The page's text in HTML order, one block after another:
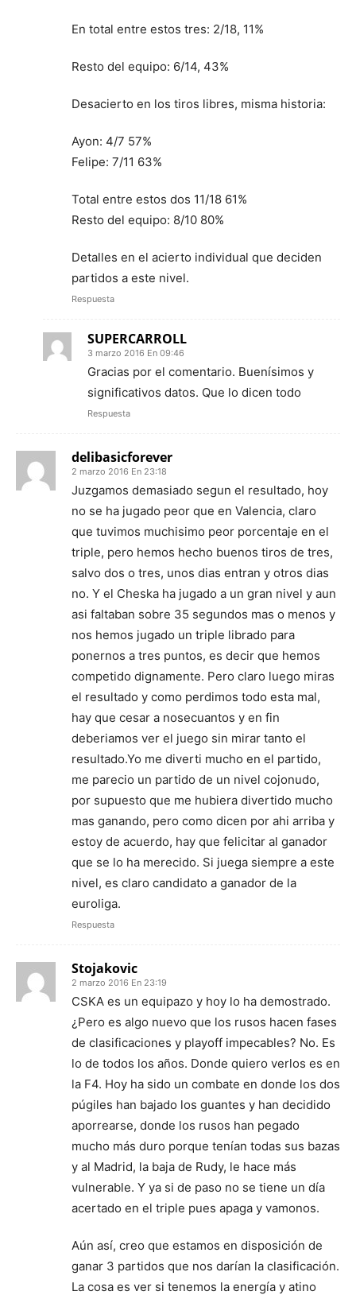
En total entre estos tres: 2/18, 11%
Resto del equipo: 6/14, 43%
Desacierto en los tiros libres, misma historia:
Ayon: 4/7 57%
Felipe: 7/11 63%
Total entre estos dos 11/18 61%
Resto del equipo: 8/10 80%
Detalles en el acierto individual que deciden
partidos a este nivel.
Respuesta
SUPERCARROLL
3 marzo 2016 En 09:46
Gracias por el comentario. Buenísimos y
significativos datos. Que lo dicen todo
Respuesta
delibasicforever
2 marzo 2016 En 23:18
Juzgamos demasiado segun el resultado, hoy
no se ha jugado peor que en Valencia, claro
que tuvimos muchisimo peor porcentaje en el
triple, pero hemos hecho buenos tiros de tres,
salvo dos o tres, unos dias entran y otros dias
no. Y el Cheska ha jugado a un gran nivel y aun
asi faltaban sobre 35 segundos mas o menos y
nos hemos jugado un triple librado para
ponernos a tres puntos, es decir que hemos
competido dignamente. Pero claro luego miras
el resultado y como perdimos todo esta mal,
hay que cesar a nosecuantos y en fin
deberiamos ver el juego sin mirar tanto el
resultado.Yo me diverti mucho en el partido,
me parecio un partido de un nivel cojonudo,
por supuesto que me hubiera divertido mucho
mas ganando, pero como dicen por ahi arriba y
estoy de acuerdo, hay que felicitar al ganador
que se lo ha merecido. Si juega siempre a este
nivel, es claro candidato a ganador de la
euroliga.
Respuesta
Stojakovic
2 marzo 2016 En 23:19
CSKA es un equipazo y hoy lo ha demostrado.
¿Pero es algo nuevo que los rusos hacen fases
de clasificaciones y playoff impecables? No. Es
lo de todos los años. Donde quiero verlos es en
la F4. Hoy ha sido un combate en donde los dos
púgiles han bajado los guantes y han decidido
aporrearse, donde los rusos han pegado
mucho más duro porque tenían todas sus bazas
y al Madrid, la baja de Rudy, le hace más
vulnerable. Y ya si de paso no se tiene un día
acertado en el triple pues apaga y vamonos.
Aún así, creo que estamos en disposición de
ganar 3 partidos que nos darían la clasificación.
La cosa es ver si tenemos la energía y atino